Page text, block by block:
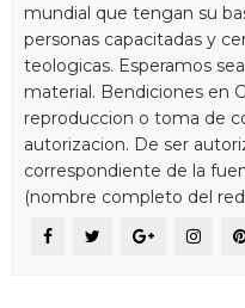
mundial que tengan su
personas capacitadas y
teologicas. Esperamos
material. Bendiciones en
reproduccion o toma de
autorizacion. De ser
correspondiente de la
(nombre completo del